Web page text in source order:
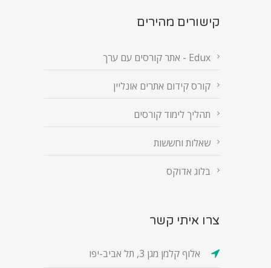
קישורים מהירים
Edux - אתר קורסים עם ערך
קורס קידום אתרים אונליין
תהליך לימוד קורסים
שאלות וחששות
בלוג אדוקס
צרו איתי קשר
אלוף קלמן מגן 3, תל אביב-יפו